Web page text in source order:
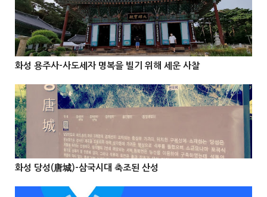
 

화성 용주사-사도세자 명복을 빌기 위해 세운 사찰
 

@Info
화성 당성(唐城)-삼국시대 축조된 산성
@Info